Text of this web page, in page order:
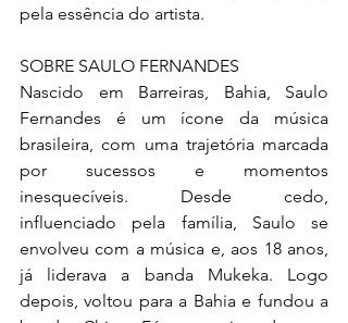
pela essência do artista.
SOBRE SAULO FERNANDES
Nascido em Barreiras, Bahia, Saulo
Fernandes é um ícone da música
brasileira, com uma trajetória marcada
por sucessos e momentos
inesquecíveis. Desde cedo,
influenciado pela família, Saulo se
envolveu com a música e, aos 18 anos,
já liderava a banda Mukeka. Logo
depois, voltou para a Bahia e fundou a